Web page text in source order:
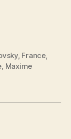
, France,
, Maxime